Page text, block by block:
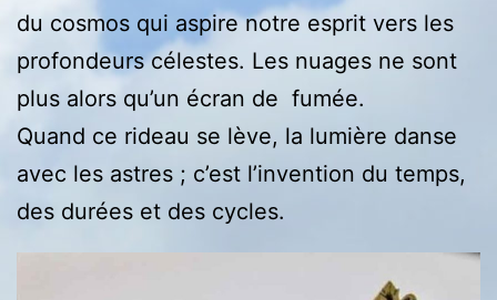
du cosmos qui aspire notre esprit vers les
profondeurs célestes. Les nuages ne sont
plus alors qu’un écran de fumée.
Quand ce rideau se lève, la lumière danse
avec les astres ; c’est l’invention du temps,
des durées et des cycles.